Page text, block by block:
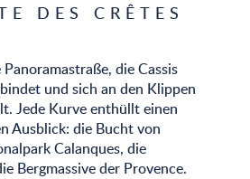
DES CRÊTES
die Cassis
und sich an den Klippen
Jede Kurve enthüllt einen
Ausblick: die Bucht von
Calanques, die
Bergmassive der Provence.